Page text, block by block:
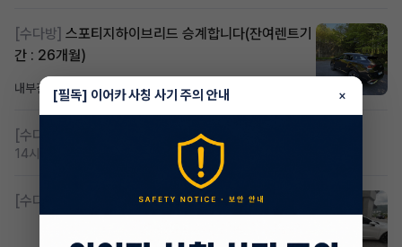
[수다방] 스포티지하이브리드 승계합니다(잔여렌트기
간 : 26개월)
내부결재8시간 전조회 811댓글 1
[수다방] 저신용 무심사 or 신차 렌트 찾으시는분!!
14시간 전
[수다방] K8 하이브리드 (풀옵션) 758,780원
[필독] 이어카 사칭 사기 주의 안내 ×